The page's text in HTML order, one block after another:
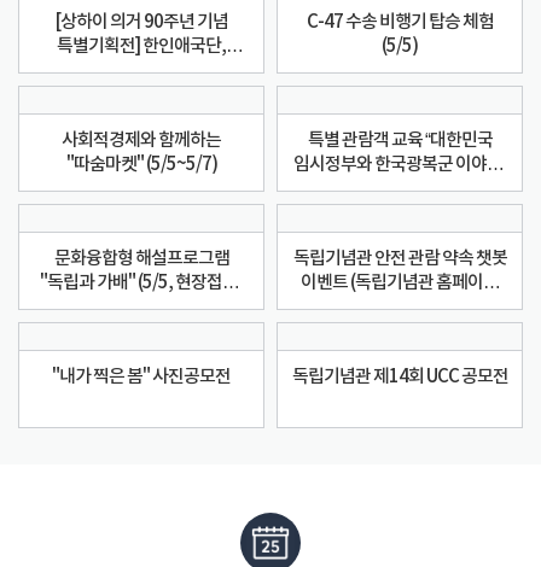
[상하이 의거 90주년 기념
특별기획전] 한인애국단,
1932년 그들의 임무
C-47 수송 비행기 탑승 체험
(5/5)
사회적경제와 함께하는
"따숨마켓" (5/5~5/7)
특별 관람객 교육 “대한민국
임시정부와 한국광복군 이야기”
(5/5~5/8)
문화융합형 해설프로그램
"독립과 가배" (5/5, 현장접수,
커피드립백 증정)
독립기념관 안전 관람 약속 챗봇
이벤트 (독립기념관 홈페이지
메인화면 챗봇 이용)
"내가 찍은 봄" 사진공모전 독립기념관 제14회 UCC 공모전